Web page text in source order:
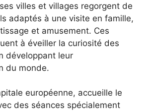
villes et villages regorgent de
adaptés à une visite en famille,
et amusement. Ces
à éveiller la curiosité des
développant leur
du monde.
européenne, accueille le
des séances spécialement